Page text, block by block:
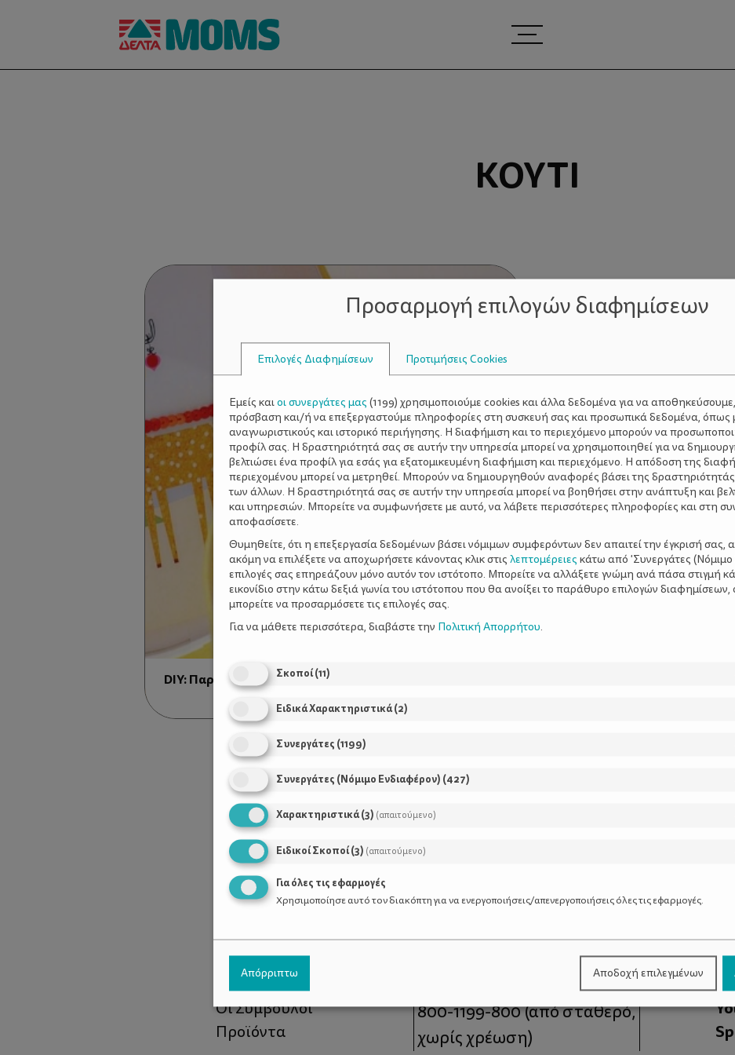
ΚΟΥΤΊ
DIY: Παραμονή Πρωτοχρονιάς Στο...Κουτί!
Χρήσιμοι Σύνδεσμοι
Τι είναι το ΔΕΛΤΑ moms
Οι Σύμβουλοι
Προϊόντα
Τηλέφωνο Επικοινωνίας:
800-1199-800(από σταθερό,
χωρίς χρέωση)
Προσαρμογή επιλογών διαφημίσεων
Επιλογές Διαφημίσεων Προτιμήσεις Cookies
Εμείς καιοι συνεργάτες μας (1199) χρησιμοποιούμε cookies και άλλα δεδομένα για να
πρόσβαση και/ή να επεξεργαστούμε πληροφορίες στη συσκευή σας και προσωπικά δεδομένα, όπως
αναγνωριστικούς και ιστορικό περιήγησης. Η διαφήμιση και το περιεχόμενο μπορούν να
προφίλ σας. Η δραστηριότητά σας σε αυτήν την υπηρεσία μπορεί να χρησιμοποιηθεί για να
βελτιώσει ένα προφίλ για εσάς για εξατομικευμένη διαφήμιση και περιεχόμενο. Η απόδοση της
περιεχομένου μπορεί να μετρηθεί. Μπορούν να δημιουργηθούν αναφορές βάσει της
των άλλων. Η δραστηριότητά σας σε αυτήν την υπηρεσία μπορεί να βοηθήσει στην ανάπτυξη και
και υπηρεσιών. Μπορείτε να συμφωνήσετε με αυτό, να λάβετε περισσότερες πληροφορίες και στη
αποφασίσετε.
Θυμηθείτε, ότι η επεξεργασία δεδομένων βάσει νόμιμων συμφερόντων δεν απαιτεί την έγκρισή σας,
ακόμη να επιλέξετε να αποχωρήσετε κάνοντας κλικ στις λεπτομέρειες κάτω από 'Συνεργάτες
επιλογές σας επηρεάζουν μόνο αυτόν τον ιστότοπο. Μπορείτε να αλλάξετε γνώμη ανά πάσα στιγμή
εικονίδιο στην κάτω δεξιά γωνία του ιστότοπου που θα ανοίξει το παράθυρο επιλογών
μπορείτε να προσαρμόσετε τις επιλογές σας.
Για να μάθετε περισσότερα, διαβάστε την Πολιτική Απορρήτου.
Σκοποί(11)
Ειδικά Χαρακτηριστικά(2)
Συνεργάτες (1199)
Συνεργάτες (Νόμιμο Ενδιαφέρον) (427)
Χαρακτηριστικά(3) (απαιτούμενο)
Ειδικοί Σκοποί(3) (απαιτούμενο)
Για όλες τις εφαρμογές
Χρησιμοποίησε αυτό τον διακόπτη για να ενεργοποιήσεις/απενεργοποιήσεις όλες τις εφαρμογές.
Απόρριπτω Αποδοχή επιλεγμένων